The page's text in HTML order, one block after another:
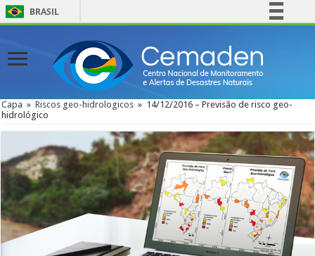
BRASIL
Comunica BR
Participe
Acesso à informação
Canais
Capa » Riscos geo-hidrologicos » 14/12/2016 – Previsão de risco geo-
hidrológico